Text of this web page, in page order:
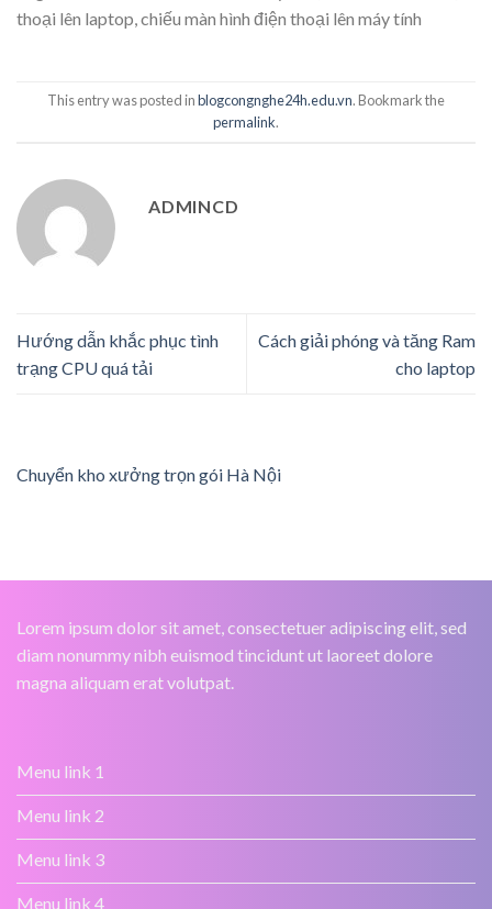
thoại lên laptop,chiếu màn hình điện thoại lên máy tính
This entry was posted inblogcongnghe24h.edu.vn. Bookmark the
permalink.
ADMINCD
Hướng dẫn khắc phục tình
trạng CPU quá tải
Cách giải phóng và tăng Ram
cho laptop
Chuyển kho xưởng trọn gói Hà Nội
Lorem ipsum dolor sit amet, consectetuer adipiscing elit, sed
diam nonummy nibh euismod tincidunt ut laoreet dolore
magna aliquam erat volutpat.
Menu link 1
Menu link 2
Menu link 3
Menu link 4